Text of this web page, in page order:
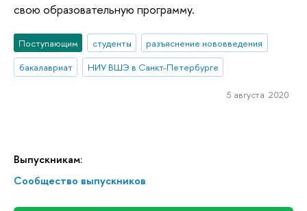
Выпускникам:
Сообщество выпускников
свою образовательную программу.
Поступающим студенты
разъяснение нововведения
бакалавриат
НИУ ВШЭ в Санкт-Петербурге
5 августа 2020